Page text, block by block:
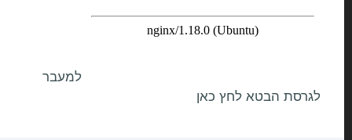
למעבר
לגרסת הבטא לחץ כאן